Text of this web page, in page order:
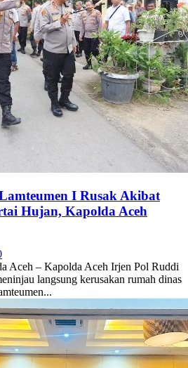
I Rusak Akibat
Hujan, Kapolda Aceh
– Kapolda Aceh Irjen Pol Ruddi
langsung kerusakan rumah dinas